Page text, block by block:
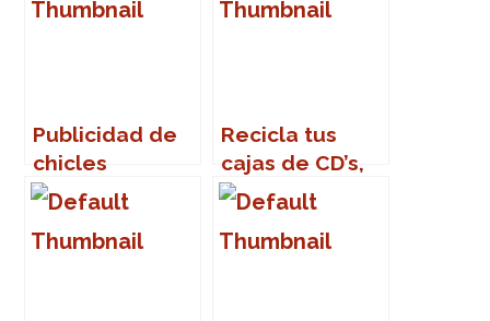
Publicidad de
chicles
Recicla tus
cajas de CD’s,
ome